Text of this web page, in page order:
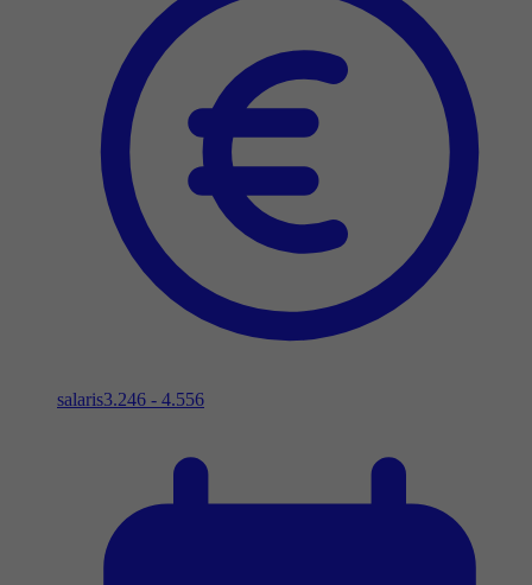
salaris3.246 - 4.556